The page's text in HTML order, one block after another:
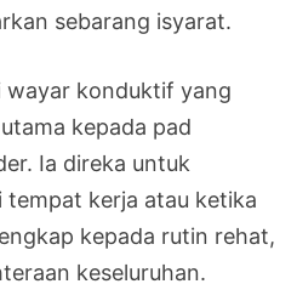
sebarang isyarat.
wayar konduktif yang
kepada pad
Ia direka untuk
tempat kerja atau ketika
kepada rutin rehat,
keseluruhan.